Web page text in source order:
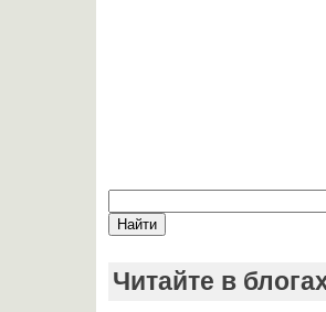
Читайте в